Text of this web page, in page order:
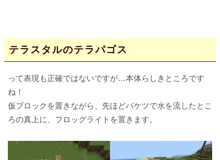
テラスタルのテラパゴス
って表現も正確ではないですが…本体らしきところです
ね！
仮ブロックを置きながら、先ほどバケツで水を流したとこ
ろの真上に、フロッグライトを置きます。